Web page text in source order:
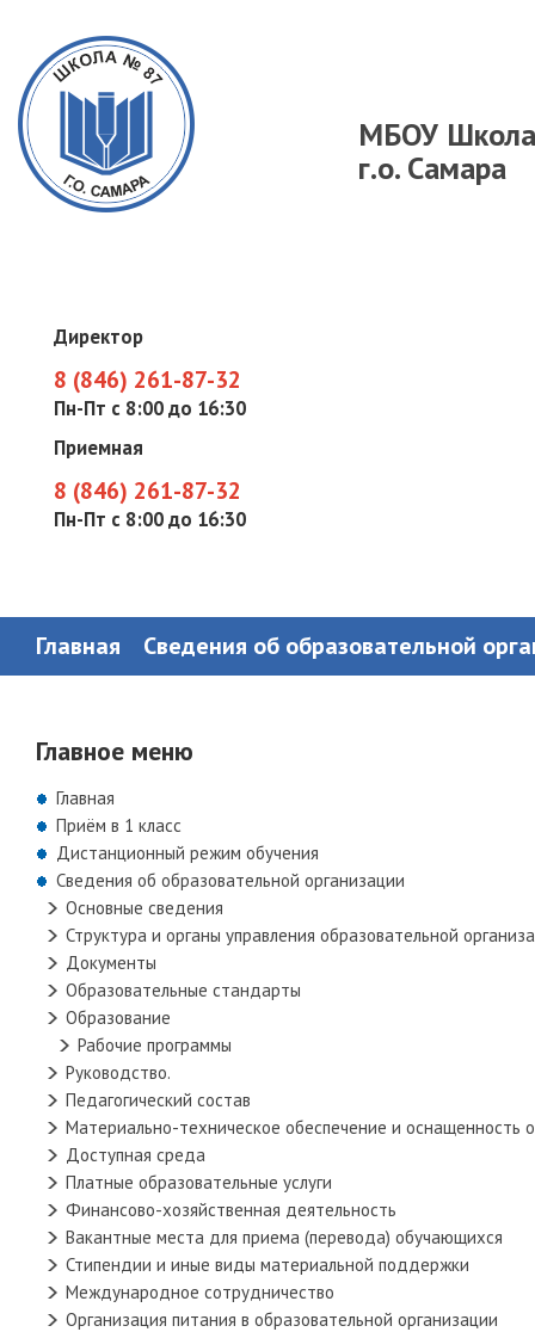
МБОУ
г.о. Самара
Директор
8 (846) 261-87-32
Пн-Пт с 8:00 до 16:30
Приемная
8 (846) 261-87-32
Пн-Пт с 8:00 до 16:30
Главная Сведения об образовательной
Главное меню
Главная
Приём в 1 класс
Дистанционный режим обучения
Сведения об образовательной организации
Основные сведения
Структура и органы управления образовательной
Документы
Образовательные стандарты
Образование
Рабочие программы
Руководство.
Педагогический состав
Материально-техническое обеспечение и оснащенность
Доступная среда
Платные образовательные услуги
Финансово-хозяйственная деятельность
Вакантные места для приема (перевода) обучающихся
Стипендии и иные виды материальной поддержки
Международное сотрудничество
Организация питания в образовательной организации